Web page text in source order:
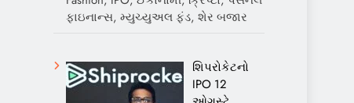
ફાઇનાન્સ, મ્યુચ્યુઅલ ફંડ, શેર બજાર
શિપરોકેટનો
IPO 12